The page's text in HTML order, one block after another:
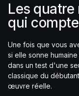
Les
qui
Une fois que vous
si elle sonne
dans un test d'une
classique du
œuvre réelle.